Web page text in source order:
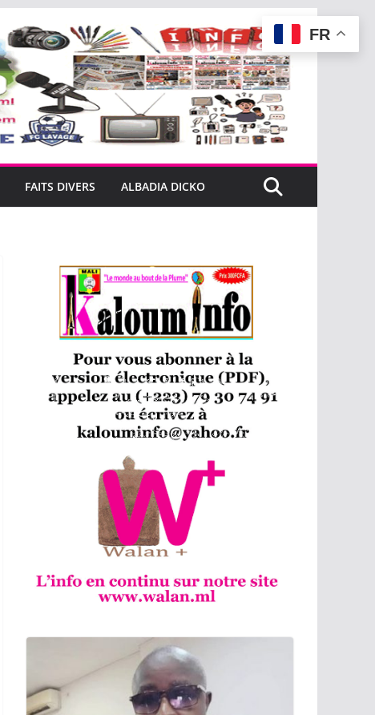
FAITS DIVERS ALBADIA DICKO
FR